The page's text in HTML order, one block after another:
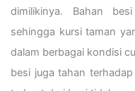
dimilikinya. Bahan
sehingga kursi taman
dalam berbagai kondisi
besi juga tahan